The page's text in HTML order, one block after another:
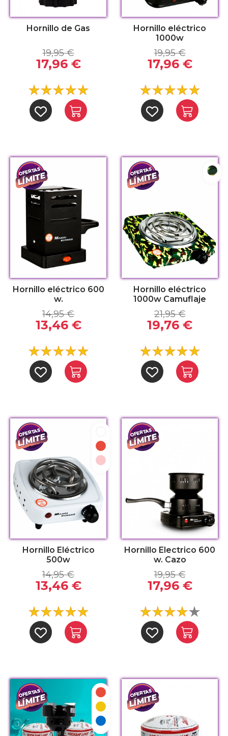
Hornillo de Gas
19,95 €
17,96 €
Hornillo eléctrico
1000w
19,95 €
17,96 €
Hornillo eléctrico 600
w.
14,95 €
13,46 €
Hornillo eléctrico
1000w Camuflaje
21,95 €
19,76 €
Rojo
Rosa
Hornillo Eléctrico
500w
14,95 €
13,46 €
Hornillo Electrico 600
w. Cazo
19,95 €
17,96 €
Rojo
Amarillo
Azul